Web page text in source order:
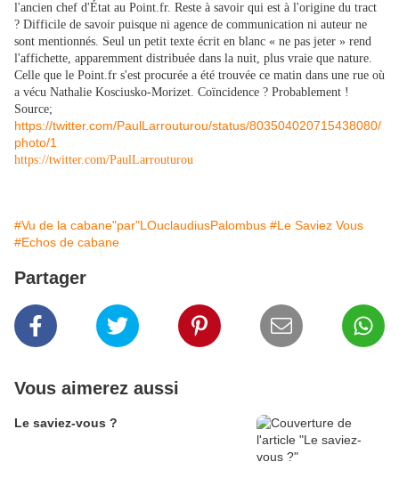
l'ancien chef d'État au Point.fr. Reste à savoir qui est à l'origine du tract
? Difficile de savoir puisque ni agence de communication ni auteur ne
sont mentionnés. Seul un petit texte écrit en blanc « ne pas jeter » rend
l'affichette, apparemment distribuée dans la nuit, plus vraie que nature.
Celle que le Point.fr s'est procurée a été trouvée ce matin dans une rue où
a vécu Nathalie Kosciusko-Morizet. Coïncidence ? Probablement !
Source;
https://twitter.com/PaulLarrouturou/status/803504020715438080/
photo/1
https://twitter.com/PaulLarrouturou
#Vu de la cabane"par"LOuclaudiusPalombus #Le Saviez Vous
#Echos de cabane
Partager
Vous aimerez aussi
Le saviez-vous ?